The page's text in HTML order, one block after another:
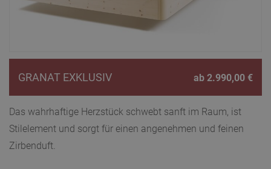
GRANAT EXKLUSIV ab 2.990,00 €
Das wahrhaftige Herzstück schwebt sanft im Raum, ist
Stilelement und sorgt für einen angenehmen und feinen
Zirbenduft.